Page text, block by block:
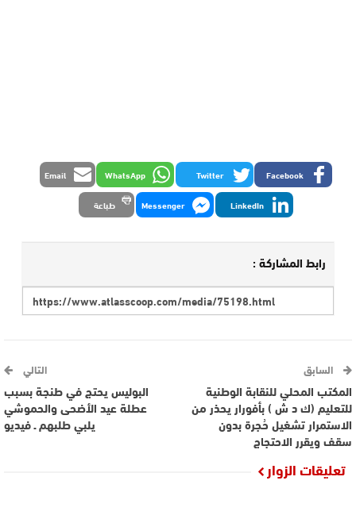
Facebook
Twitter
WhatsApp
Email
LinkedIn
Messenger طباعة
رابط المشاركة :
السابق
المكتب المحلي للنقابة الوطنية
للتعليم (ك د ش ) بأفورار يحذر من
الاستمرار تشغيل حُجرة بدون
سقف ويقرر الاحتجاج
التالي
البوليس يحتج في طنجة بسبب
عطلة عيد الأضحى والحموشي
يلبي طلبهم ـ فيديو
تعليقات الزوار